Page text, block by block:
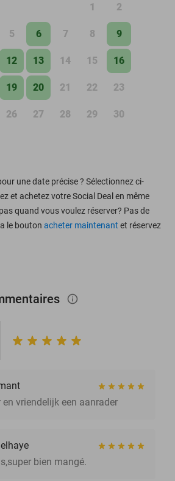
1 2
5 6 7 8 9
12 13 14 15 16
19 20 21 22 23
26 27 28 29 30
une date précise ? Sélectionnez ci-
et achetez votre Social Deal en même
quand vous voulez réserver? Pas de
le bouton acheter maintenant et réservez
info_outlined
en vriendelijk een aanrader
bien mangé.